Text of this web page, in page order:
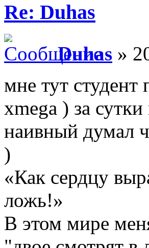
Re: Duhas
Duhas »
мне тут
xmega ) за
наивный думал
)
«Как сердцу
ложь!»
В этом мире